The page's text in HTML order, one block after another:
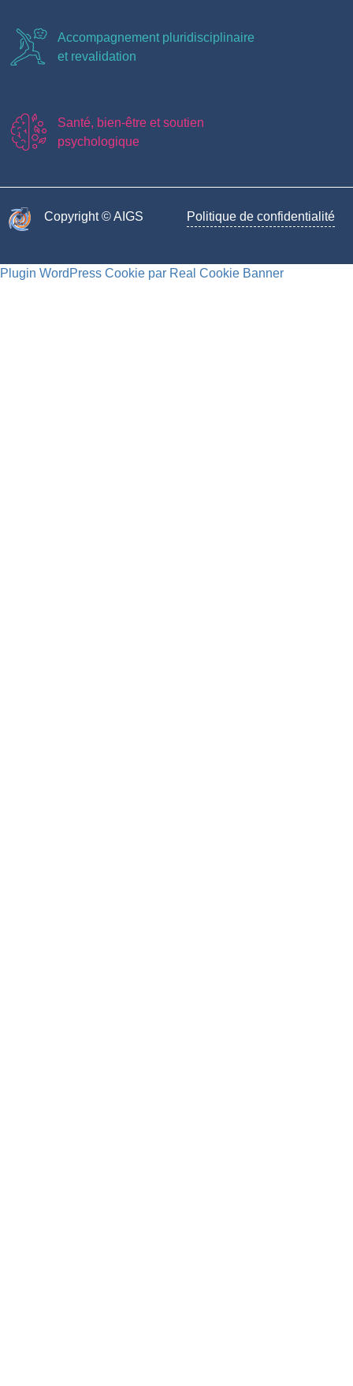
Accompagnement pluridisciplinaire
et revalidation
Santé, bien-être et soutien
psychologique
Copyright © AIGS​ Politique de confidentialité
Plugin WordPress Cookie par Real Cookie Banner